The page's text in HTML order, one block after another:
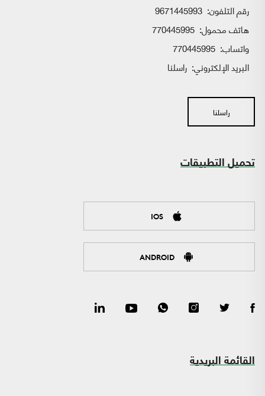
رقم التلفون: 9671445993
هاتف محمول: 770445995
واتساب:
البريد الإلكتروني: راسلنا
راسلنا
تحميل التطبيقات
IOS
ANDROID
القائمة البريدية